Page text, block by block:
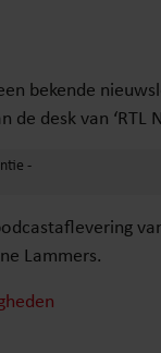
bekende
desk van ‘RTL
Lammers.